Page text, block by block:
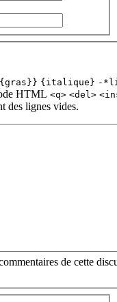
{italique} -
HTML <q> <del>
des lignes vides.
de cette